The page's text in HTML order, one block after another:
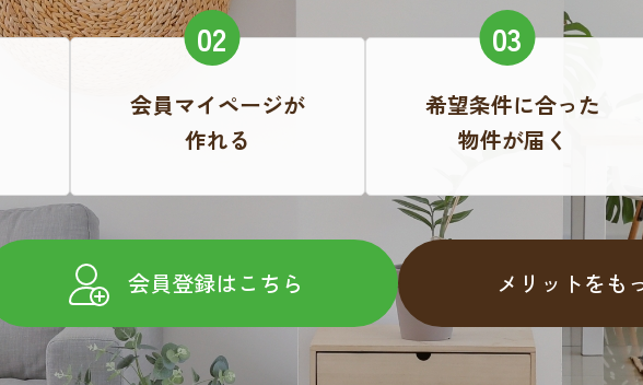
会員マイページが
作れる
希望条件に合った
物件が届く
会員登録はこちら メリットをも